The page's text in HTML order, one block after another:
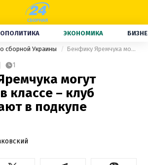
ЭКОНОМИКА
сборной Украины Бенфику Яремчука могут понизить в классе – клуб подозревают в подкупе арбитра
1
могут
классе – клуб
в подкупе